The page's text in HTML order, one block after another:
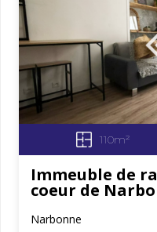
110m²
Immeuble de
coeur de
Narbonne